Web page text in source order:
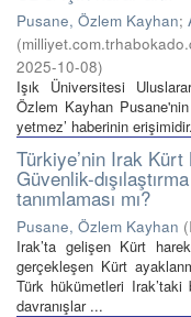
Pusane, Özlem Kayhan;
(
2025-10-08)
Işık Üniversitesi
Özlem Kayhan
yetmez’ haberinin erişimidir.
Türkiye’nin Irak
Güvenlik-
tanımlaması mı?
Pusane, Özlem Kayhan (
Irak’ta gelişen Kürt
gerçekleşen Kürt
Türk hükümetleri
davranışlar ...